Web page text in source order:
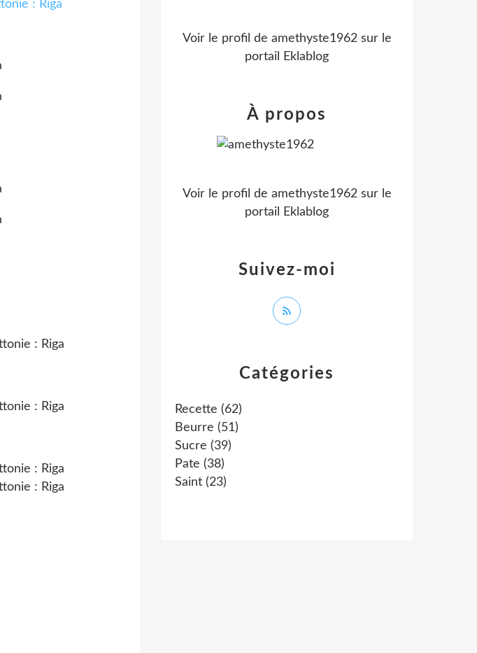
Catégories
Recette (62)
Beurre (51)
Sucre (39)
Pate (38)
Saint (23)
Voir le profil de amethyste1962sur le
portail Eklablog
Suivez-moi
À propos
Voir le profil de amethyste1962sur le
portail Eklablog